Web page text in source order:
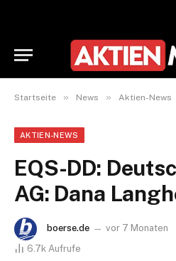
Startseite » News » Aktien-News
AKTIEN-NEWS
EQS-DD:
AG: Dana
boerse.de vor 7 Monaten
6.7k Aufrufe